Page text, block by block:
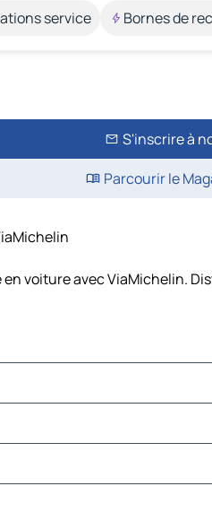
service Bornes de
S'inscrire à
Parcourir le
voiture avec ViaMichelin.